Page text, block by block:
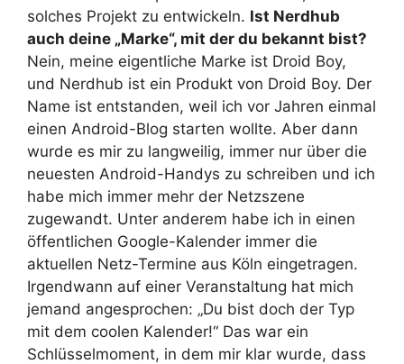
solches Projekt zu entwickeln. Ist Nerdhub
auch deine „Marke“, mit der du bekannt bist?
Nein, meine eigentliche Marke ist Droid Boy,
und Nerdhub ist ein Produkt von Droid Boy. Der
Name ist entstanden, weil ich vor Jahren einmal
einen Android-Blog starten wollte. Aber dann
wurde es mir zu langweilig, immer nur über die
neuesten Android-Handys zu schreiben und ich
habe mich immer mehr der Netzszene
zugewandt. Unter anderem habe ich in einen
öffentlichen Google-Kalender immer die
aktuellen Netz-Termine aus Köln eingetragen.
Irgendwann auf einer Veranstaltung hat mich
jemand angesprochen: „Du bist doch der Typ
mit dem coolen Kalender!“ Das war ein
Schlüsselmoment, in dem mir klar wurde, dass